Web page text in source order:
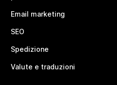
Email marketing
SEO
Spedizione
Valute e traduzioni